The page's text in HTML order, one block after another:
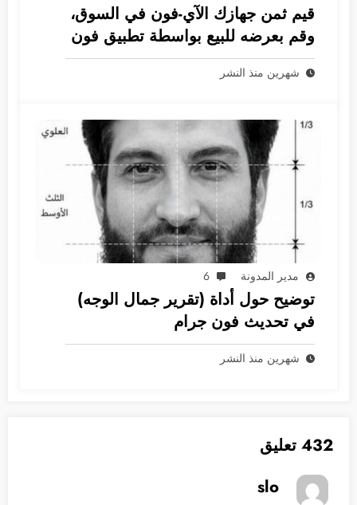
قيم ثمن جهازك الآي-فون في السوق،
وقم بعرضه للبيع بواسطة تطبيق فون
جرام
شهرين منذ النشر
مدير المدونة 6
توضيح حول أداة (تقرير جمال الوجه)
في تحديث فون جرام
شهرين منذ النشر
432 تعليق
slo